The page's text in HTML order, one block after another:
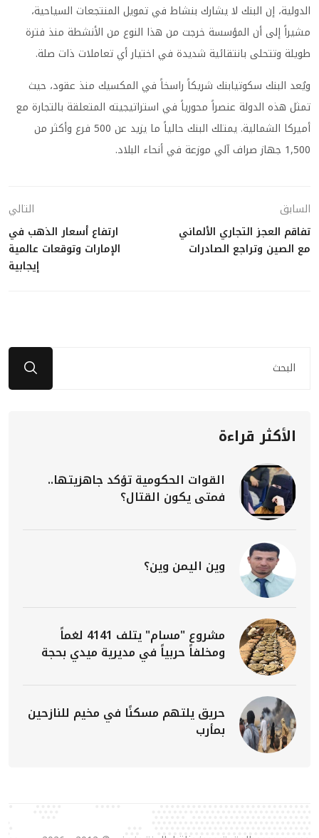
الدولية، إن البنك لا يشارك بنشاط في تمويل المنتجعات السياحية،
مشيراً إلى أن المؤسسة خرجت من هذا النوع من الأنشطة منذ فترة
طويلة وتتحلى بانتقائية شديدة في اختيار أي تعاملات ذات صلة.
ويُعد البنك سكوتيابنك شريكاً راسخاً في المكسيك منذ عقود، حيث
تمثل هذه الدولة عنصراً محورياً في استراتيجيته المتعلقة بالتجارة مع
أميركا الشمالية. يمتلك البنك حالياً ما يزيد عن 500 فرع وأكثر من
1,500 جهاز صراف آلي موزعة في أنحاء البلاد.
السابق
تفاقم العجز التجاري الألماني
مع الصين وتراجع الصادرات
التالي
ارتفاع أسعار الذهب في
الإمارات وتوقعات عالمية
إيجابية
الأكثر قراءة
القوات الحكومية تؤكد جاهزيتها..
فمتى يكون القتال؟
وين اليمن وين؟
مشروع "مسام" يتلف 4141 لغماً
ومخلفاً حربياً في مديرية ميدي بحجة
حريق يلتهم مسكنًا في مخيم للنازحين
بمأرب